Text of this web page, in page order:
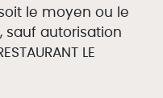
le moyen ou le
sauf autorisation
LE